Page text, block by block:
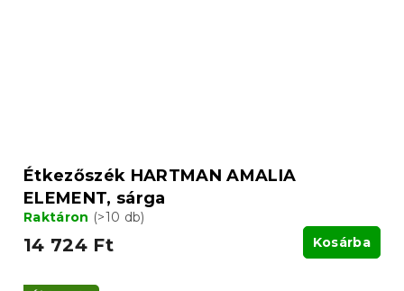
Étkezőszék HARTMAN AMALIA
ELEMENT, sárga
Raktáron (>10 db)
14 724 Ft Kosárba